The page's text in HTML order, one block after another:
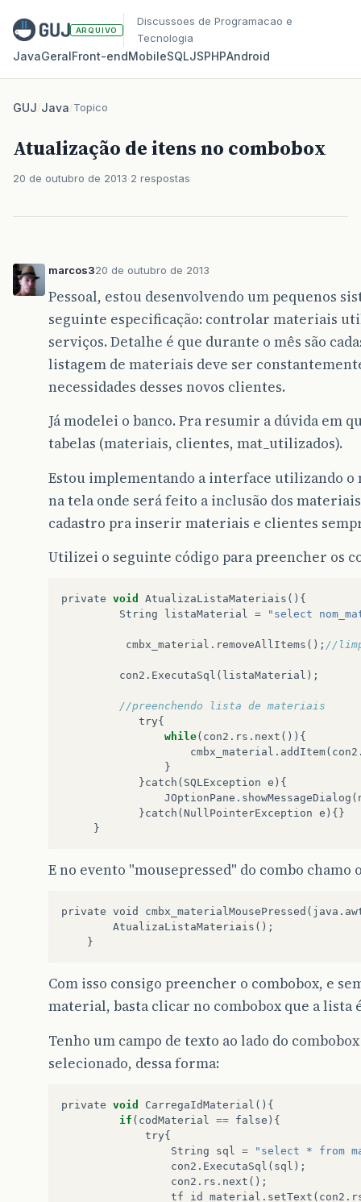
ARQUIVO
Discussoes de Programacao e
Tecnologia
JavaGeralFront‑endMobileSQLJSPHPAndroid
GUJ/Java/Topico
Atualização de itens no combobox
20 de outubro de 2013 2 respostas
marcos320 de outubro de 2013
Pessoal, estou desenvolvendo um pequenos
seguinte especificação: controlar materiais
serviços. Detalhe é que durante o mês são
listagem de materiais deve ser
necessidades desses novos clientes.
Já modelei o banco. Pra resumir a dúvida em
tabelas (materiais, clientes, mat_utilizados).
Estou implementando a interface utilizando o
na tela onde será feito a inclusão dos
cadastro pra inserir materiais e clientes
Utilizei o seguinte código para preencher os
private void AtualizaListaMateriais (){
String
listaMaterial = "select
cmbx_material . removeAllItems (); //
con2 . ExecutaSql ( listaMaterial );
//preenchendo lista de materiais
try{
while( con2 . rs . next ()){
cmbx_material . addItem( con2
}
}catch ( SQLException e ){
JOptionPane . showMessageDialog (
}catch ( NullPointerException e ){}
}
E no evento "mousepressed" do combo chamo
private void
        AtualizaListaMateriais();
Com isso consigo preencher o combobox, e
material, basta clicar no combobox que a lista
Tenho um campo de texto ao lado do
selecionado, dessa forma:
private void CarregaIdMaterial (){
if ( codMaterial == false ){
try{
String
sql =
"select * from
con2 . ExecutaSql ( sql );
con2 . rs . next ();
tf_id_material . setText ( con2 .